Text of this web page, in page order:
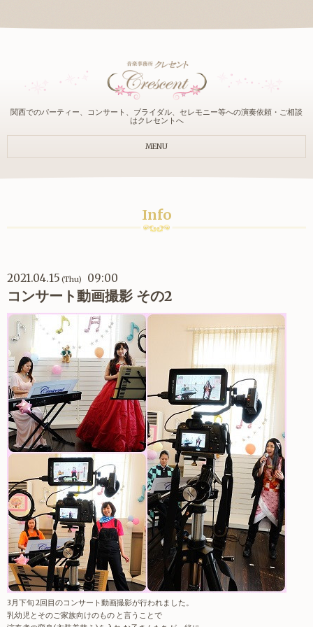
関西でのパーティー、コンサート、ブライダル、セレモニー等への演奏依頼・ご相談
はクレセントへ
MENU
Info
2021.04.15 (Thu) 09:00
コンサート動画撮影 その2
3月下旬 2回目のコンサート動画撮影が行われました。
乳幼児とそのご家族向けのもの と言うことで